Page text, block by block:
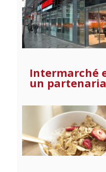
Intermarché
un